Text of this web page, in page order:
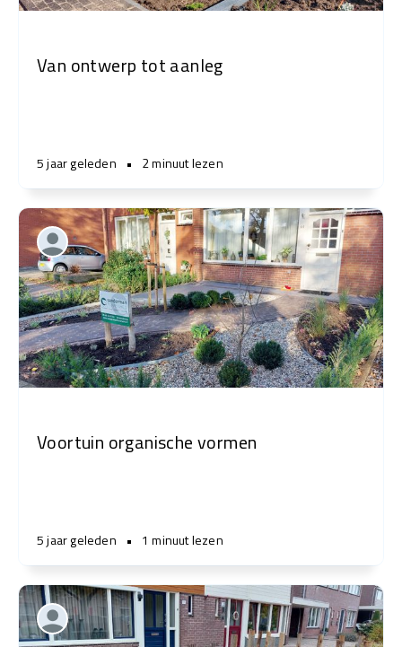
Van ontwerp tot aanleg
5 jaar geleden • 2 minuut lezen
Voortuin organische vormen
5 jaar geleden • 1 minuut lezen